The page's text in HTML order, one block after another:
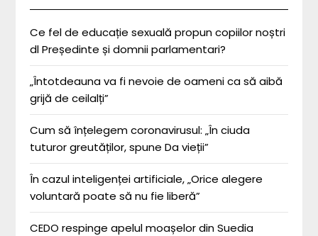
Ce fel de educație sexuală propun copiilor noștri
dl Președinte și domnii parlamentari?
„Întotdeauna va fi nevoie de oameni ca să aibă
grijă de ceilalți”
Cum să înțelegem coronavirusul: „În ciuda
tuturor greutăților, spune Da vieții”
În cazul inteligenței artificiale, „Orice alegere
voluntară poate să nu fie liberă”
CEDO respinge apelul moașelor din Suedia